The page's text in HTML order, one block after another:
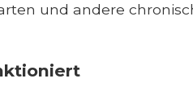
und andere